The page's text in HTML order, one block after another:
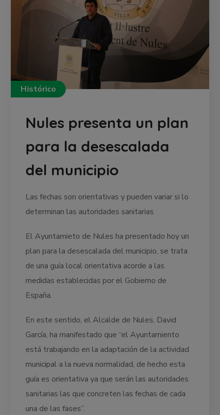
Histórico
Nules presenta un plan
para la desescalada
del municipio
Las fechas son orientativas y pueden variar si lo
determinan las autoridades sanitarias
El Ayuntamieto de Nules ha presentado hoy un
plan para la desescalada del municipio, se trata
de una guía local orientativa acorde a las
medidas establecidas por el Gobierno de
España.
En este sentido, el Alcalde de Nules, David
García, ha manifestado que “el Ayuntamiento
está trabajando en la adaptación de la actividad
municipal a la nueva normalidad, de hecho esta
guía es orientativa ya que serán las autoridades
sanitarias las que concreten las fechas de cada
una de las fases”.